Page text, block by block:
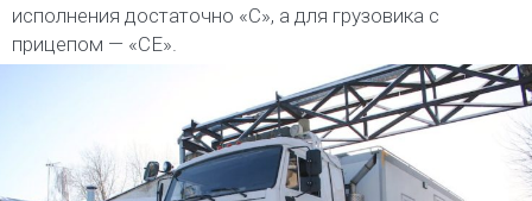
исполнения достаточно «С», а для грузовика с
прицепом — «СЕ».